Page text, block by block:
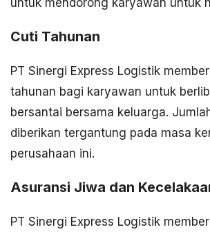
untuk mendorong karyawan untuk
Cuti Tahunan
PT Sinergi Express Logistik
tahunan bagi karyawan untuk
bersantai bersama keluarga.
diberikan tergantung pada masa
perusahaan ini.
Asuransi Jiwa dan
PT Sinergi Express Logistik